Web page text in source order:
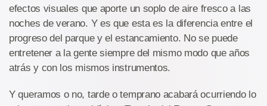
efectos visuales que aporte un soplo de aire fresco a las
noches de verano. Y es que esta es la diferencia entre el
progreso del parque y el estancamiento. No se puede
entretener a la gente siempre del mismo modo que años
atrás y con los mismos instrumentos.
Y queramos o no, tarde o temprano acabará ocurriendo lo